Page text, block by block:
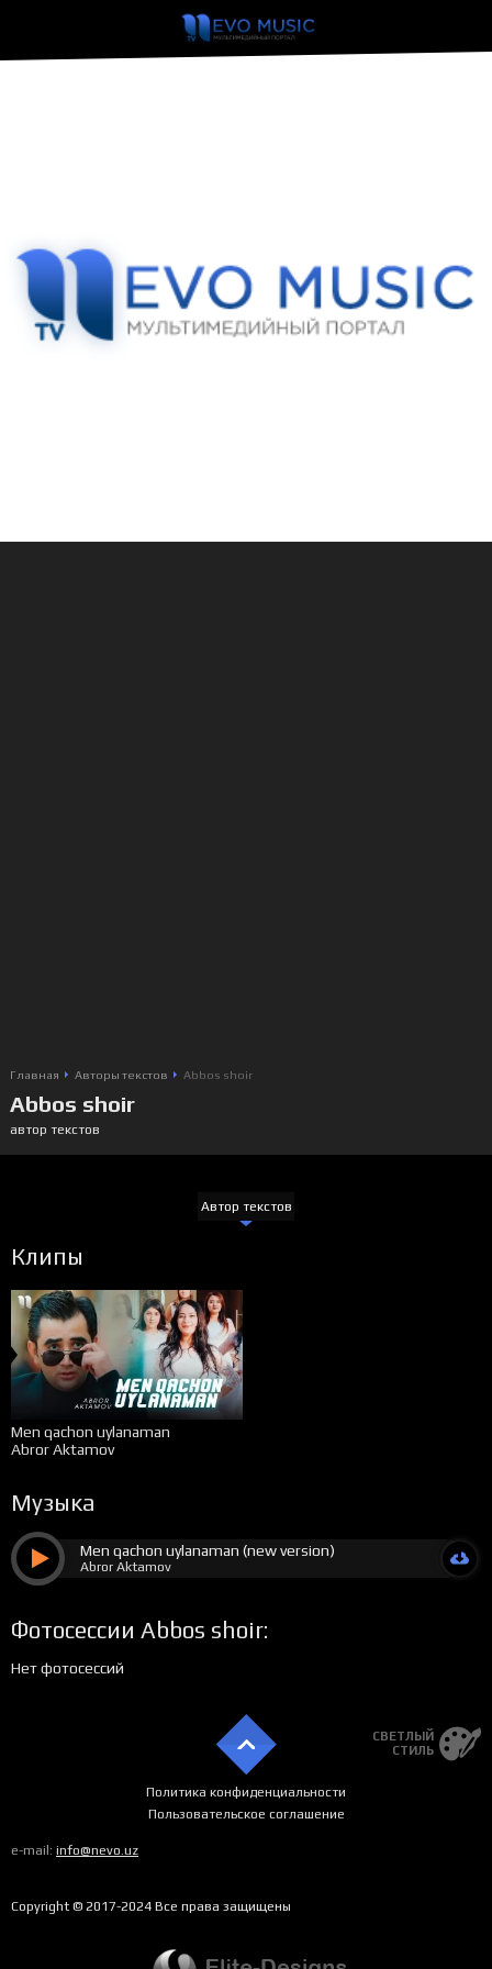
Главная Авторы текстов Abbos shoir
Abbos shoir
автор текстов
Автор текстов
Клипы
Men qachon uylanaman
Abror Aktamov
Музыка
Men qachon uylanaman (new version)
Abror Aktamov
Фотосессии Abbos shoir:
Нет фотосессий
СВЕТЛЫЙ
СТИЛЬ
Политика конфиденциальности
Пользовательское соглашение
e-mail: info@nevo.uz
Copyright © 2017-2024 Все права защищены